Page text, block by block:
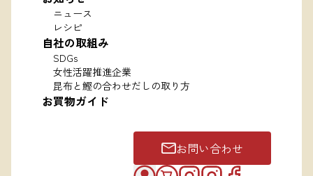
ニュース
レシピ
自社の取組み
SDGs
女性活躍推進企業
昆布と鰹の合わせだしの取り方
お買物ガイド
お問い合わせ